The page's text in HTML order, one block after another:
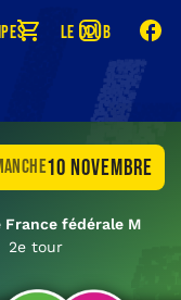
Le club
10 novembre
France fédérale M
2e tour